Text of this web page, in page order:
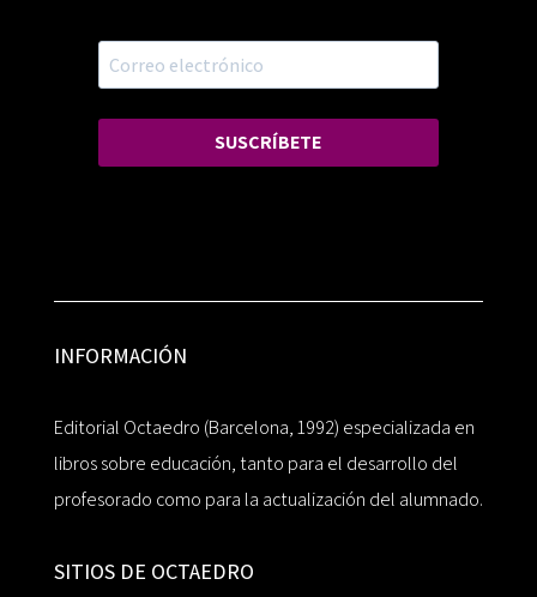
SUSCRÍBETE
INFORMACIÓN
Editorial Octaedro (Barcelona, 1992) especializada en
libros sobre educación, tanto para el desarrollo del
profesorado como para la actualización del alumnado.
SITIOS DE OCTAEDRO